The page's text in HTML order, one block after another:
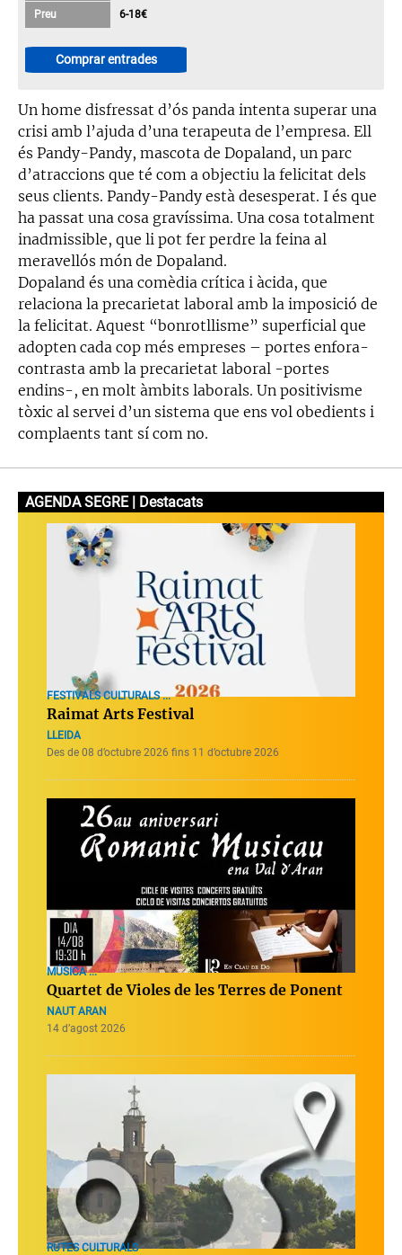
Preu 6-18€
Comprar entrades
Un home disfressat d’ós panda intenta superar una
crisi amb l’ajuda d’una terapeuta de l’empresa. Ell
és Pandy-Pandy, mascota de Dopaland, un parc
d’atraccions que té com a objectiu la felicitat dels
seus clients. Pandy-Pandy està desesperat. I és que
ha passat una cosa gravíssima. Una cosa totalment
inadmissible, que li pot fer perdre la feina al
meravellós món de Dopaland.
Dopaland és una comèdia crítica i àcida, que
relaciona la precarietat laboral amb la imposició de
la felicitat. Aquest “bonrotllisme” superficial que
adopten cada cop més empreses – portes enfora-
contrasta amb la precarietat laboral -portes
endins-, en molt àmbits laborals. Un positivisme
tòxic al servei d’un sistema que ens vol obedients i
complaents tant sí com no.
AGENDA SEGRE | Destacats
FESTIVALS CULTURALS ...
Raimat Arts Festival
LLEIDA
Des de 08 d’octubre 2026 fins 11 d’octubre 2026
MÚSICA ...
Quartet de Violes de les Terres de Ponent
NAUT ARAN
14 d’agost 2026
RUTES CULTURALS